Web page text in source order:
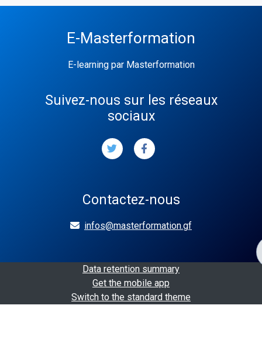
E-Masterformation
E-learning par Masterformation
Suivez-nous sur les réseaux
sociaux
Contactez-nous
infos@masterformation.gf
Data retention summary
Get the mobile app
Switch to the standard theme